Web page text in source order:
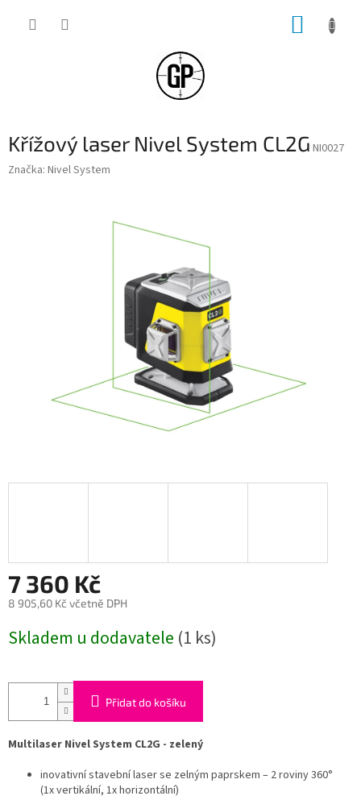
Křížový laser Nivel System CL2G NI0027
Značka: Nivel System
7 360 Kč
8 905,60 Kč včetně DPH
cena:
Skladem u dodavatele (1 ks)
Přidat do košíku
Multilaser Nivel System CL2G - zelený
inovativní stavební laser se zelným paprskem – 2 roviny 360°
(1x vertikální, 1x horizontální)